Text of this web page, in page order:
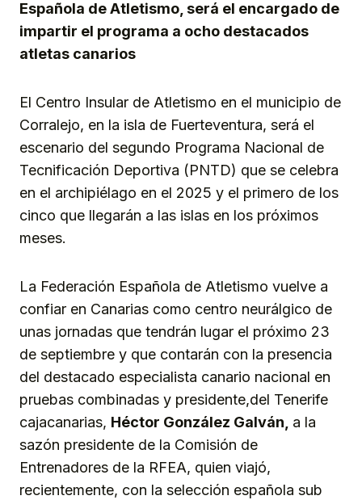
Española de Atletismo, será el encargado de
impartir el programa a ocho destacados
atletas canarios
El Centro Insular de Atletismo en el municipio de
Corralejo, en la isla de Fuerteventura, será el
escenario del segundo Programa Nacional de
Tecnificación Deportiva (PNTD) que se celebra
en el archipiélago en el 2025 y el primero de los
cinco que llegarán a las islas en los próximos
meses.
La Federación Española de Atletismo vuelve a
confiar en Canarias como centro neurálgico de
unas jornadas que tendrán lugar el próximo 23
de septiembre y que contarán con la presencia
del destacado especialista canario nacional en
pruebas combinadas y presidente,del Tenerife
cajacanarias, Héctor González Galván, a la
sazón presidente de la Comisión de
Entrenadores de la RFEA, quien viajó,
recientemente, con la selección española sub